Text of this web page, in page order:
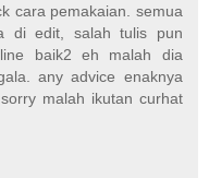
cara pemakaian. semua
di edit, salah tulis pun
baik2 eh malah dia
any advice enaknya
malah ikutan curhat